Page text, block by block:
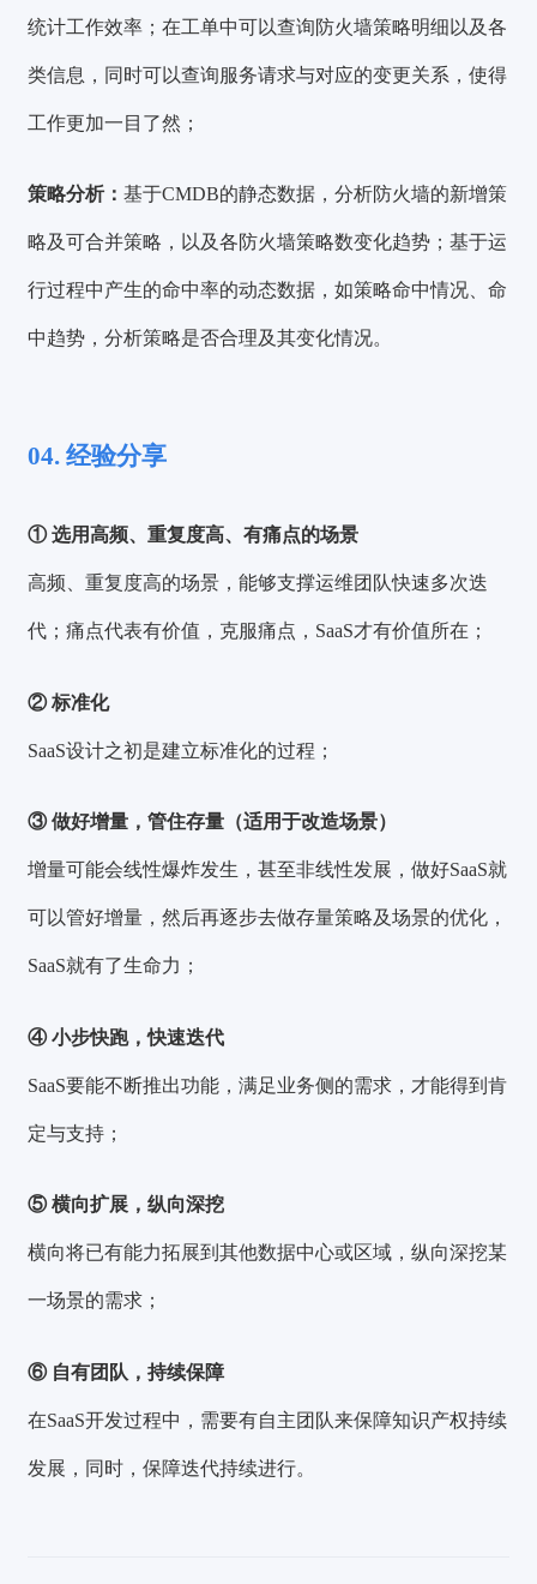
统计工作效率；在工单中可以查询防火墙策略明细以及各
类信息，同时可以查询服务请求与对应的变更关系，使得
工作更加一目了然；
策略分析：基于CMDB的静态数据，分析防火墙的新增策
略及可合并策略，以及各防火墙策略数变化趋势；基于运
行过程中产生的命中率的动态数据，如策略命中情况、命
中趋势，分析策略是否合理及其变化情况。
04. 经验分享
① 选用高频、重复度高、有痛点的场景
高频、重复度高的场景，能够支撑运维团队快速多次迭
代；痛点代表有价值，克服痛点，SaaS才有价值所在；
② 标准化
SaaS设计之初是建立标准化的过程；
③ 做好增量，管住存量（适用于改造场景）
增量可能会线性爆炸发生，甚至非线性发展，做好SaaS就
可以管好增量，然后再逐步去做存量策略及场景的优化，
SaaS就有了生命力；
④ 小步快跑，快速迭代
SaaS要能不断推出功能，满足业务侧的需求，才能得到肯
定与支持；
⑤ 横向扩展，纵向深挖
横向将已有能力拓展到其他数据中心或区域，纵向深挖某
一场景的需求；
⑥ 自有团队，持续保障
在SaaS开发过程中，需要有自主团队来保障知识产权持续
发展，同时，保障迭代持续进行。